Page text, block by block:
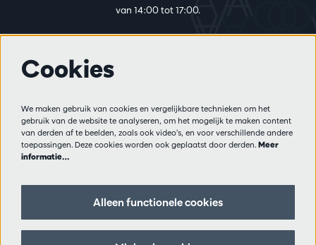
van 14:00 tot 17:00.
Privacy
Verkoopsvoorwaarden
Pers
Volg ons
Cookies
We maken gebruik van cookies en vergelijkbare technieken om het
gebruik van de website te analyseren, om het mogelijk te maken content
van derden af te beelden, zoals ook video’s, en voor verschillende andere
toepassingen. Deze cookies worden ook geplaatst door derden. Meer
informatie…
Alleen functionele cookies